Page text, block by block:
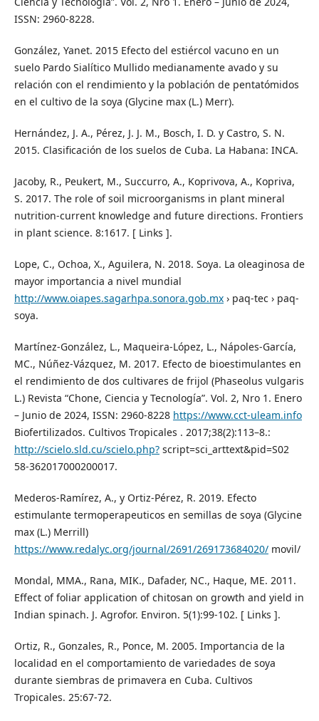
ISSN: 2960-8228.
González, Yanet. 2015 Efecto del estiércol vacuno en un
suelo Pardo Sialítico Mullido medianamente avado y su
relación con el rendimiento y la población de pentatómidos
en el cultivo de la soya (Glycine max (L.) Merr).
Hernández, J. A., Pérez, J. J. M., Bosch, I. D. y Castro, S. N.
2015. Clasificación de los suelos de Cuba. La Habana: INCA.
Jacoby, R., Peukert, M., Succurro, A., Koprivova, A., Kopriva,
S. 2017. The role of soil microorganisms in plant mineral
nutrition-current knowledge and future directions. Frontiers
in plant science. 8:1617. [ Links ].
Lope, C., Ochoa, X., Aguilera, N. 2018. Soya. La oleaginosa de
mayor importancia a nivel mundial
http://www.oiapes.sagarhpa.sonora.gob.mx› paq-tec › paq-
soya.
Martínez-González, L., Maqueira-López, L., Nápoles-García,
MC., Núñez-Vázquez, M. 2017. Efecto de bioestimulantes en
el rendimiento de dos cultivares de frijol (Phaseolus vulgaris
L.) Revista “Chone, Ciencia y Tecnología”. Vol. 2, Nro 1. Enero
– Junio de 2024, ISSN: 2960-8228 https://www.cct-uleam.info
Biofertilizados. Cultivos Tropicales . 2017;38(2):113–8.:
http://scielo.sld.cu/scielo.php?script=sci_arttext&pid=S02
58-362017000200017.
Mederos-Ramírez, A., y Ortiz-Pérez, R. 2019. Efecto
estimulante termoperapeuticos en semillas de soya (Glycine
max (L.) Merrill)
https://www.redalyc.org/journal/2691/269173684020/movil/
Mondal, MMA., Rana, MIK., Dafader, NC., Haque, ME. 2011.
Effect of foliar application of chitosan on growth and yield in
Indian spinach. J. Agrofor. Environ. 5(1):99-102. [ Links ].
Ortiz, R., Gonzales, R., Ponce, M. 2005. Importancia de la
localidad en el comportamiento de variedades de soya
durante siembras de primavera en Cuba. Cultivos
Tropicales. 25:67-72.